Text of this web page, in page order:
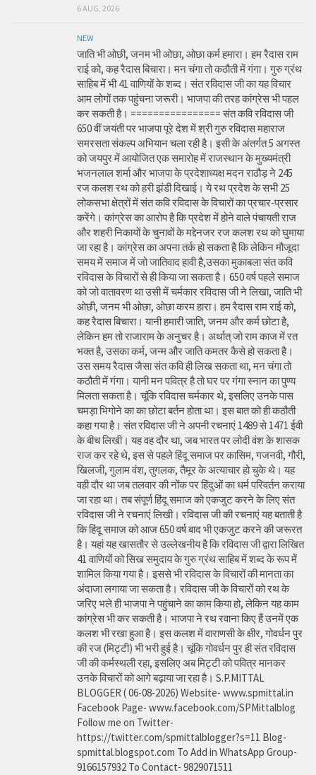
6 AUG, 2026
NEW
जाति भी ओछी, जनम भी ओछा, ओछा कर्म हमारा। हम रैदास राम
राई को, कह रैदास बिचारा। मन चंगा तो कठौती में गंगा। गुरु ग्रंथ
साहिब में भी 41 वाणियों के शब्द। संत रविदास जी का यह विचार
आम लोगों तक पहुंचना जरूरी। भाजपा की तरह कांग्रेस भी पहल
कर सकती है। ================ संत कवि रविदास जी
650 वीं जयंती पर भाजपा पूरे देश में श्री गुरु रविदास महाराज
समरसता संकल्प अभियान चला रही है। इसी के अंतर्गत 5 अगस्त
को जयपुर में आयोजित एक समारोह में राजस्थान के मुख्यमंत्री
भजनलाल शर्मा और भाजपा के प्रदेशाध्यक्ष मदन राठौड़ ने 245
रज कलश रथ को हरी झंडी दिखाई। ये रथ प्रदेश के सभी 25
लोकसभा क्षेत्रों में संत कवि रविदास के विचारों का प्रचार-प्रसार
करेंगे। कांग्रेस का आरोप है कि प्रदेश में होने वाले पंचायती राज
और शहरी निकायों के चुनावों के मद्देनजर रज कलश रथ को घुमाया
जा रहा है। कांग्रेस का अपना तर्क हो सकता है कि लेकिन मौजूदा
समय में समाज में जो जातिवाद हावी है,उसका मुकाबला संत कवि
रविदास के विचारों से ही किया जा सकता है। 650 वर्ष पहले समाज
को जो वातावरण था उसी में चर्मकार रविदास जी ने लिखा, जाति भी
ओछी, जनम भी ओछा, ओछा करम हारा। हम रैदास राम राई को,
कह रैदास बिचारा। यानी हमारी जाति, जनम और कर्म छोटा है,
लेकिन हम तो राजाराम के अनुचर है। अर्थात् जो राम काज में रत
भक्त है, उसका कर्म, जन्म और जाति कमतर कैसे हो सकता है।
उस समय रैदास जैसा संत कवि ही लिख सकता था, मन चंगा तो
कठौती में गंगा। यानी मन पवित्र है तो घर पर गंगा स्नान का पुण्य
मिलता सकता है। चूंकि रविदास चर्मकार थे, इसलिए उनके पास
चमड़ा भिगोने का का छोटा बर्तन होता था। इस बात को ही कठौती
कहा गया है। संत रविदास जी ने अपनी रचनाएं 1489 से 1471 ईवी
के बीच लिखी। यह वह दौर था, जब भारत पर लोदी वंश के शासक
राज कर रहे थे, इस से पहले हिंदू समाज पर कासिम, गजनवी, गौरी,
खिलजी, गुलाम वंश, तुगलक, तैमूर के अत्याचार हो चुके थे। यह
वही दौर था जब तलवार की नोंक पर हिंदुओं का धर्म परिवर्तन कराया
जा रहा था। तब संपूर्ण हिंदू समाज को एकजुट करने के लिए संत
रविदास जी ने रचनाएं लिखी। रविदास जी की रचनाएं यह बताती है
कि हिंदू समाज को आज 650 वर्ष बाद भी एकजुट करने की जरूरत
है। यहां यह खासतौर से उल्लेखनीय है कि रविदास जी द्वारा लिखित
41 वाणियोंं को सिख समुदाय के गुरु ग्रंथ साहिब में शब्द के रूप में
शामिल किया गया है। इससे भी रविदास के विचारों की मानता का
अंदाजा लगाया जा सकता है। रविदास जी के विचारों को रथ के
जरिए भले ही भाजपा ने पहुंचाने का काम किया हो, लेकिन यह काम
कांग्रेस भी कर सकती है। भाजपा ने रथ रवाना किए हैं उनमें एक
कलश भी रखा हुआ है। इस कलश में वाराणसी के क्षीर, गोवर्धन पुर
की रज (मिट्टी) भी भरी हुई है। चूंकि गोवर्धन पुर ही संत रविदास
जी की कर्मस्थली रहा, इसलिए अब मिट्टी को पवित्र मानकर
उनके विचारों को आगे बढ़ाया जा रहा है। S.P.MITTAL
BLOGGER ( 06-08-2026) Website- www.spmittal.in
Facebook Page- www.facebook.com/SPMittalblog
Follow me on Twitter-
https://twitter.com/spmittalblogger?s=11 Blog-
spmittal.blogspot.com To Add in WhatsApp Group-
9166157932 To Contact- 9829071511